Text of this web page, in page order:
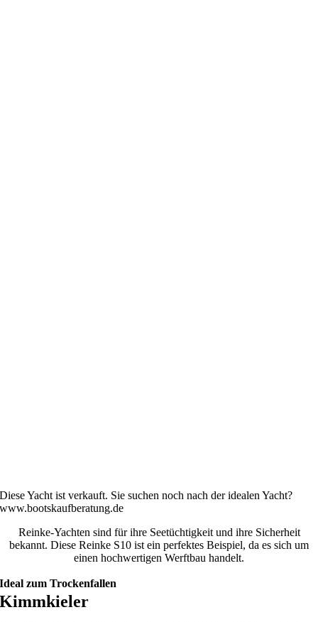
Diese Yacht ist verkauft. Sie suchen noch nach der idealen Yacht?
www.bootskaufberatung.de
Reinke-Yachten sind für ihre Seetüchtigkeit und ihre Sicherheit
bekannt. Diese Reinke S10 ist ein perfektes Beispiel, da es sich um
einen hochwertigen Werftbau handelt.
Ideal zum Trockenfallen
Kimmkieler